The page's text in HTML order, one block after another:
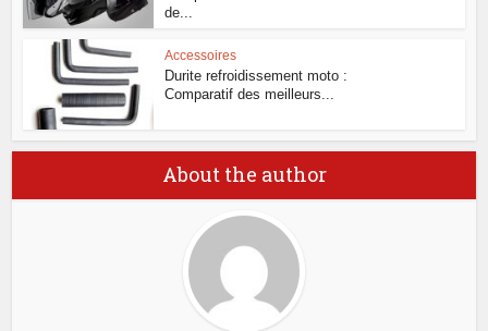
de...
Accessoires
Durite refroidissement moto :
Comparatif des meilleurs...
About the author